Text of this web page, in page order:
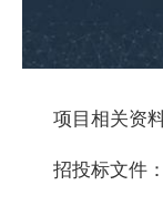
项目相关资
招投标文件